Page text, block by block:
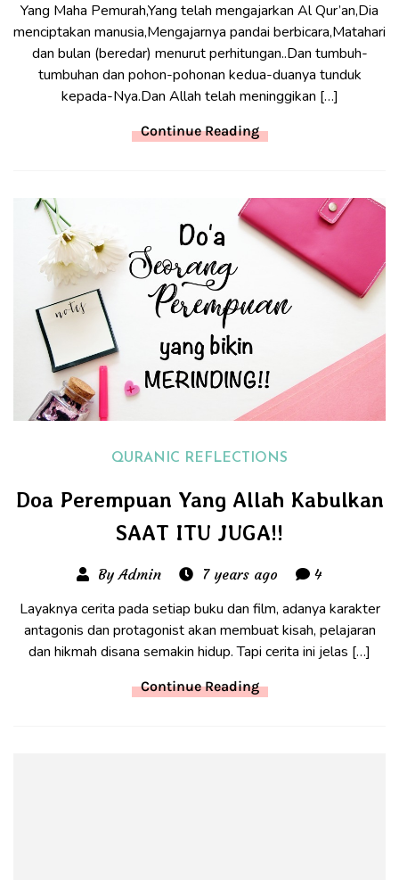
Yang Maha Pemurah,Yang telah mengajarkan Al Qur’an,Dia
menciptakan manusia,Mengajarnya pandai berbicara,Matahari
dan bulan (beredar) menurut perhitungan..Dan tumbuh-
tumbuhan dan pohon-pohonan kedua-duanya tunduk
kepada-Nya.Dan Allah telah meninggikan […]
Continue Reading
QURANIC REFLECTIONS
Doa Perempuan Yang Allah Kabulkan
SAAT ITU JUGA!!
By Admin 7 years ago 4
Layaknya cerita pada setiap buku dan film, adanya karakter
antagonis dan protagonist akan membuat kisah, pelajaran
dan hikmah disana semakin hidup. Tapi cerita ini jelas […]
Continue Reading